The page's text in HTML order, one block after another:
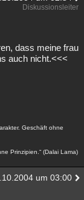
Diskussionsleiter
dass meine frau
auch nicht.<<<
Geschäft ohne
Prinzipien.“ (Dalai Lama)
um 03:00